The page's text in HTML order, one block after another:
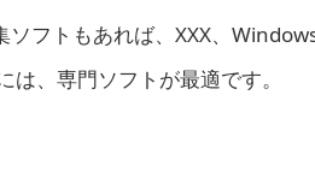
フトもあれば、XXX、
、専門ソフトが最適です。